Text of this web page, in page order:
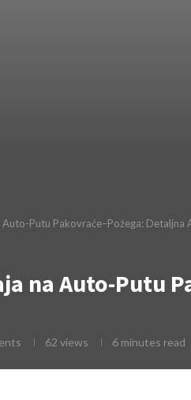
Auto-Putu Pakovraće–Požega: Detaljna
na Auto-Putu
62 views 6 minutes read